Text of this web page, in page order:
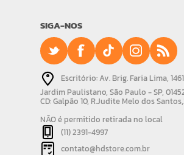
SIGA-NOS
Escritório: Av. Brig. Faria Lima,
Jardim Paulistano, São Paulo - SP,
CD: Galpão 10, R.Judite Melo dos
NÃO é permitido retirada no local
(11) 2391-4997
contato@hdstore.com.br